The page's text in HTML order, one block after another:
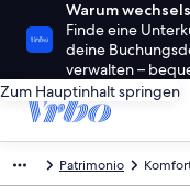
Warum
Finde eine
deine
verwalten –
Zum Hauptinhalt springen
Patrimonio